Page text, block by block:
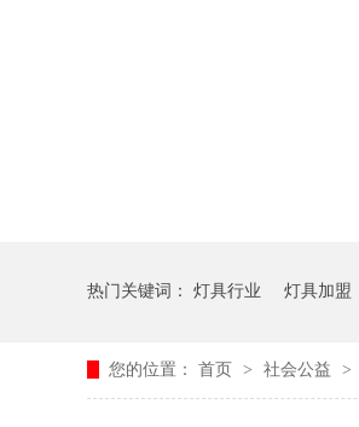
热门关键词： 灯具行业 灯具加盟
您的位置： 首页 > 社会公益 >